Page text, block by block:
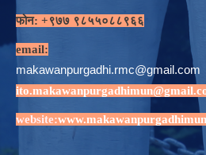
फोन: +९७७ ९८५५०८८९६६
email:
makawanpurgadhi.rmc@gmail.com
website: